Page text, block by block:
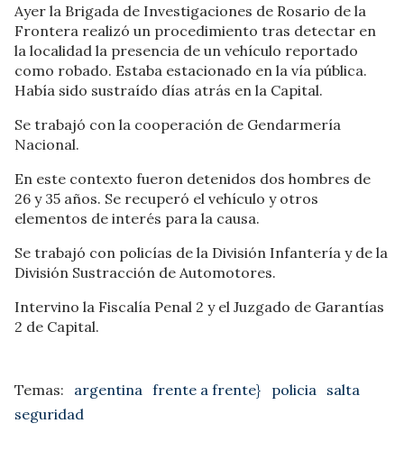
Ayer la Brigada de Investigaciones de Rosario de la
Frontera realizó un procedimiento tras detectar en
la localidad la presencia de un vehículo reportado
como robado. Estaba estacionado en la vía pública.
Había sido sustraído días atrás en la Capital.
Se trabajó con la cooperación de Gendarmería
Nacional.
En este contexto fueron detenidos dos hombres de
26 y 35 años. Se recuperó el vehículo y otros
elementos de interés para la causa.
Se trabajó con policías de la División Infantería y de la
División Sustracción de Automotores.
Intervino la Fiscalía Penal 2 y el Juzgado de Garantías
2 de Capital.
argentina frente a frente} policia
salta
seguridad